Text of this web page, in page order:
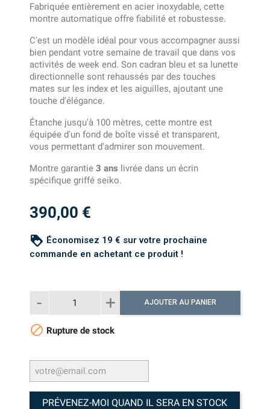
Fabriquée entièrement en acier inoxydable, cette
montre automatique offre fiabilité et robustesse.
C'est un modèle idéal pour vous accompagner aussi
bien pendant votre semaine de travail que dans vos
activités de week end. Son cadran bleu et sa lunette
directionnelle sont rehaussés par des touches
mates sur les index et les aiguilles, ajoutant une
touche d'élégance.
Étanche jusqu'à 100 mètres, cette montre est
équipée d'un fond de boîte vissé et transparent,
vous permettant d'admirer son mouvement.
Montre garantie3 ans livrée dans un écrin
spécifique griffé seiko.
390,00 €
loyalty Économisez 19 € sur votre prochaine
commande en achetant ce produit !
AJOUTER AU PANIER
 Rupture de stock
PRÉVENEZ-MOI QUAND IL SERA EN STOCK